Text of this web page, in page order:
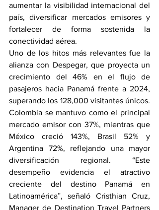
aumentar la visibilidad internacional del
país, diversificar mercados emisores y
fortalecer de forma sostenida la
conectividad aérea.
Uno de los hitos más relevantes fue la
alianza con Despegar, que proyecta un
crecimiento del 46% en el flujo de
pasajeros hacia Panamá frente a 2024,
superando los 128,000 visitantes únicos.
Colombia se mantuvo como el principal
mercado emisor con 37%, mientras que
México creció 143%, Brasil 52% y
Argentina 72%, reflejando una mayor
diversificación regional. “Este
desempeño evidencia el atractivo
creciente del destino Panamá en
Latinoamérica”, señaló Cristhian Cruz,
Manager de Destination Travel Partners